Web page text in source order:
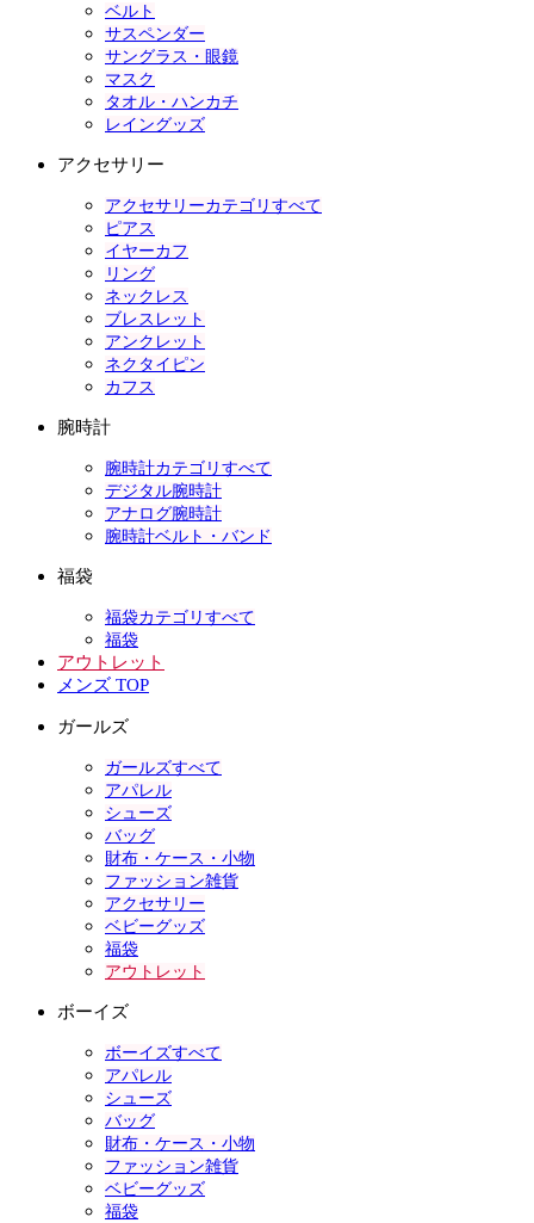
ベルト
サスペンダー
サングラス・眼鏡
マスク
タオル・ハンカチ
レイングッズ
アクセサリー
アクセサリーカテゴリすべて
ピアス
イヤーカフ
リング
ネックレス
ブレスレット
アンクレット
ネクタイピン
カフス
腕時計
腕時計カテゴリすべて
デジタル腕時計
アナログ腕時計
腕時計ベルト・バンド
福袋
福袋カテゴリすべて
福袋
アウトレット
メンズ TOP
ガールズ
ガールズすべて
アパレル
シューズ
バッグ
財布・ケース・小物
ファッション雑貨
アクセサリー
ベビーグッズ
福袋
アウトレット
ボーイズ
ボーイズすべて
アパレル
シューズ
バッグ
財布・ケース・小物
ファッション雑貨
ベビーグッズ
福袋